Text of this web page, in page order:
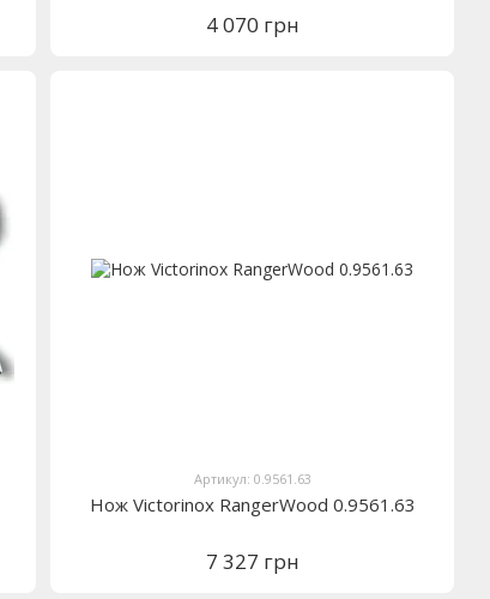
4 070 грн
Артикул: 0.9561.63
Нож Victorinox RangerWood 0.9561.63
7 327 грн